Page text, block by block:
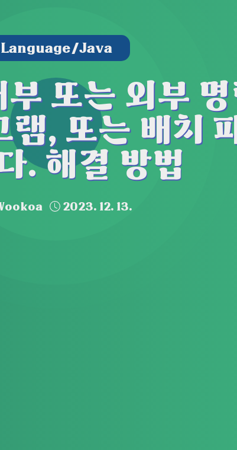
Language/Java
또는 외부 명
램, 또는 배치
. 해결 방법
2023. 12. 13.